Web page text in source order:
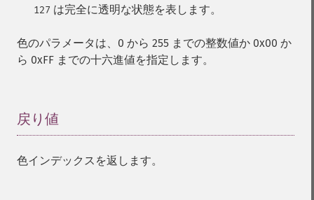
127 は完全に透明な状態を表します。
色のパラメータは、0 から 255 までの整数値か 0x00 か
ら 0xFF までの十六進値を指定します。
戻り値
色インデックスを返します。